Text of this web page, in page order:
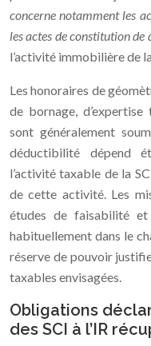
concerne notamment les
les actes de constitution
l’activité immobilière de
Les honoraires de
de bornage, d’expertise
sont généralement
déductibilité dépend
l’activité taxable de la
de cette activité. Les
études de faisabilité et
habituellement dans le
réserve de pouvoir
taxables envisagées.
Obligations
des SCI à l’IR